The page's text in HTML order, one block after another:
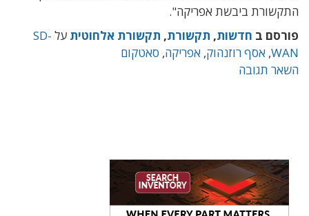
התקשורת ביבשת אפריקה".
פורסם ב חדשות, תקשורת, תקשורת אלחוטית על SD-
WAN
, אסף רוזנהוק, אפריקה, סאטקום
השאר תגובה